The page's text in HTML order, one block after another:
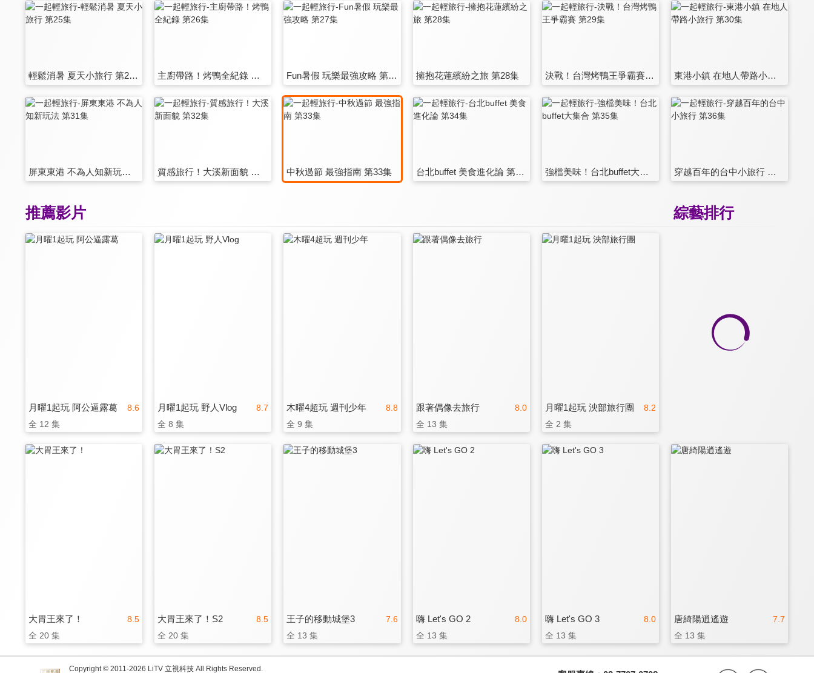
輕鬆消暑 夏天小旅行 第25集 主廚帶路！烤鴨全紀錄 第26集 Fun暑假 玩樂最強攻略 第27集 擁抱花蓮繽紛之旅 第28集 決戰！台灣烤鴨王爭霸賽 第29集 東港小鎮 在地人帶路小旅行 第30集
屏東東港 不為人知新玩法 第31集 質感旅行！大溪新面貌 第32集 中秋過節 最強指南 第33集 台北buffet 美食進化論 第34集 強檔美味！台北buffet大集合 第35集 穿越百年的台中小旅行 第36集
綜藝排行
推薦影片
8.6
月曜1起玩 阿公逼露葛
全 12 集
8.7
月曜1起玩 野人Vlog
全 8 集
8.8
木曜4超玩 週刊少年
全 9 集
8.0
跟著偶像去旅行
全 13 集
8.2
月曜1起玩 泱部旅行團
全 2 集
8.5
大胃王來了！
全 20 集
8.5
大胃王來了！S2
全 20 集
7.6
王子的移動城堡3
全 13 集
8.0
嗨 Let's GO 2
全 13 集
8.0
嗨 Let's GO 3
全 13 集
7.7
唐綺陽逍遙遊
全 13 集
Copyright © 2011-2026 LiTV 立視科技 All Rights Reserved.